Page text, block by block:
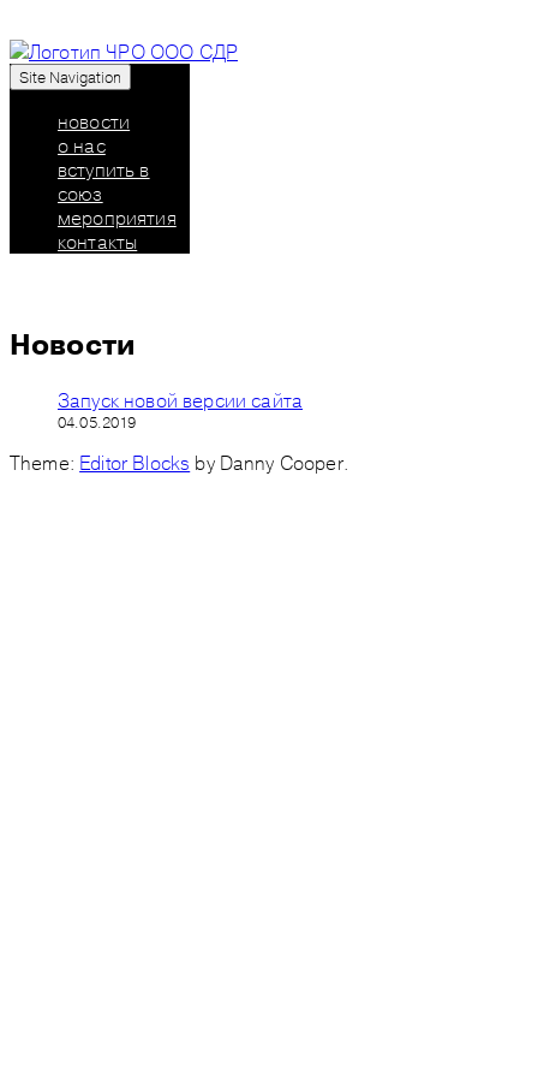
Союз дизайнеров России: челябинское
региональное отделение
Site Navigation
новости
о нас
вступить в
союз
мероприятия
контакты
Новости
Запуск новой версии сайта
04.05.2019
Theme: Editor Blocks by Danny Cooper.